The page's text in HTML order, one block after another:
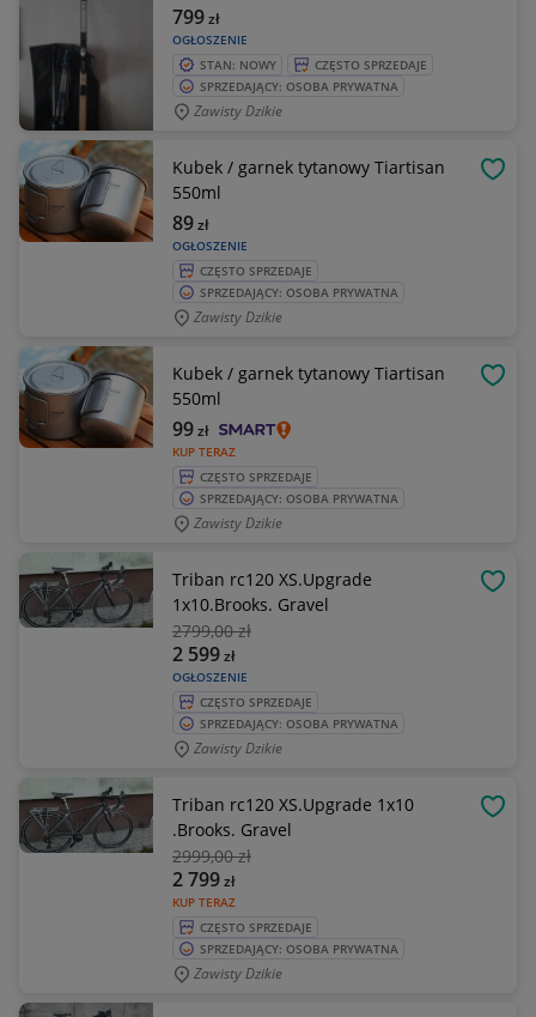
OGŁOSZENIE
799zł
STAN: NOWY
CZĘSTO SPRZEDAJE
SPRZEDAJĄCY: OSOBA PRYWATNA
Zawisty Dzikie
Kubek / garnek tytanowy Tiartisan
550ml
OGŁOSZENIE
89zł
CZĘSTO SPRZEDAJE
SPRZEDAJĄCY: OSOBA PRYWATNA
Zawisty Dzikie
Kubek / garnek tytanowy Tiartisan
550ml
KUP TERAZ
99zł
CZĘSTO SPRZEDAJE
SPRZEDAJĄCY: OSOBA PRYWATNA
Zawisty Dzikie
Triban rc120 XS.Upgrade
1x10.Brooks. Gravel
2799,00 zł
OGŁOSZENIE
2 599zł
CZĘSTO SPRZEDAJE
SPRZEDAJĄCY: OSOBA PRYWATNA
Zawisty Dzikie
Triban rc120 XS.Upgrade 1x10
.Brooks. Gravel
2999,00 zł
KUP TERAZ
2 799zł
CZĘSTO SPRZEDAJE
SPRZEDAJĄCY: OSOBA PRYWATNA
Zawisty Dzikie